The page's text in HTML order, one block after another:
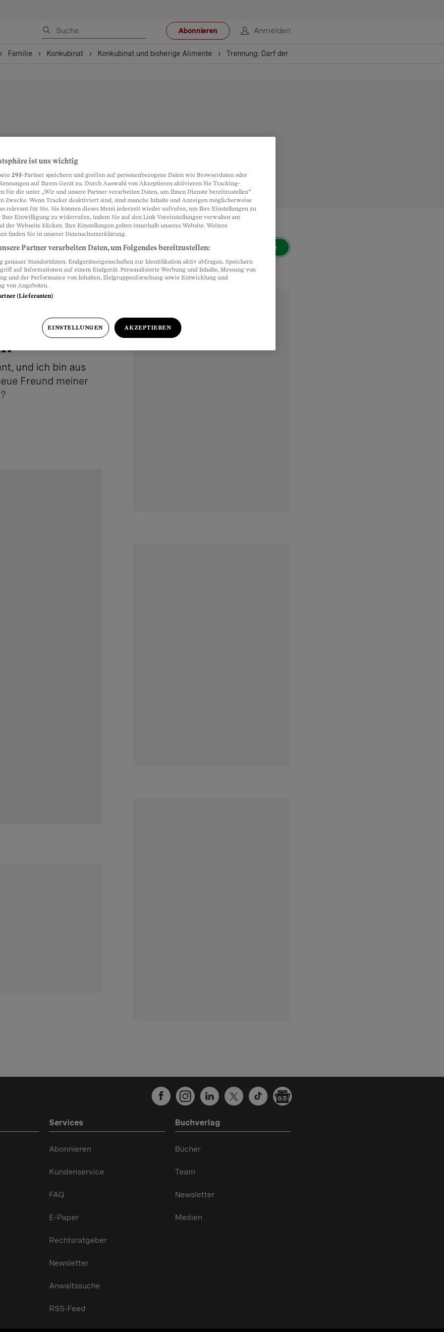
Abonnieren Anmelden
Familie Konkubinat Konkubinat und bisherige Alimente Trennung: Darf der neue Freund im ehelichen Haus einziehen?
Suche
im
und ich bin aus
Freund meiner
Services
Abonnieren
Kundenservice
FAQ
E-Paper
Rechtsratgeber
Newsletter
Anwaltssuche
RSS-Feed
Buchverlag
Bücher
Team
Newsletter
Medien
ist uns wichtig
293-Partner speichern und greifen auf personenbezogene Daten wie Browserdaten oder
auf Ihrem Gerät zu. Durch Auswahl von Akzeptieren aktivieren Sie Tracking-
für die unter „Wir und unsere Partner verarbeiten Daten, um Ihnen Dienste bereitzustellen“
Zwecke. Wenn Tracker deaktiviert sind, sind manche Inhalte und Anzeigen möglicherweise
relevant für Sie. Sie können dieses Menü jederzeit wieder aufrufen, um Ihre Einstellungen zu
Ihre Einwilligung zu widerrufen, indem Sie auf den Link Voreinstellungen verwalten am
der Webseite klicken. Ihre Einstellungen gelten innerhalb unseres Website. Weitere
finden Sie in unserer Datenschutzerklärung.
Partner verarbeiten Daten, um Folgendes bereitzustellen:
genauer Standortdaten. Endgeräteeigenschaften zur Identifikation aktiv abfragen. Speichern
auf Informationen auf einem Endgerät. Personalisierte Werbung und Inhalte, Messung von
und der Performance von Inhalten, Zielgruppenforschung sowie Entwicklung und
von Angeboten.
(Lieferanten)
EINSTELLUNGEN AKZEPTIEREN